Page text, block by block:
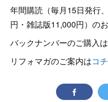
年間購読（毎月15日発行
円・雑誌版11,000円）の
バックナンバーのご購入は
リフォマガのご案内はコ